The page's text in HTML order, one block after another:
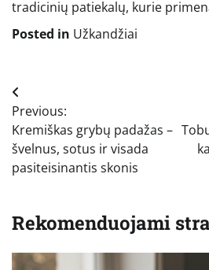
tradicinių patiekalų, kurie
Posted in Užkandžiai
Navigacija
tarp
įrašų
Previous:
Kremiškas grybų padažas –
švelnus, sotus ir visada
pasiteisinantis skonis
Rekomenduojami